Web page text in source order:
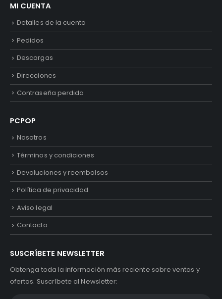
MI CUENTA
Detalles de la cuenta
Pedidos
Descargas
Direcciones
Contraseña perdida
PCPOP
Nosotros
Términos y condiciones
Devoluciones y reembolsos
Política de privacidad
Aviso legal
Contacto
SUSCRÍBETE NEWSLETTER
Obtenga toda la información más reciente sobre ventas y
ofertas. Suscríbete al Newsletter: